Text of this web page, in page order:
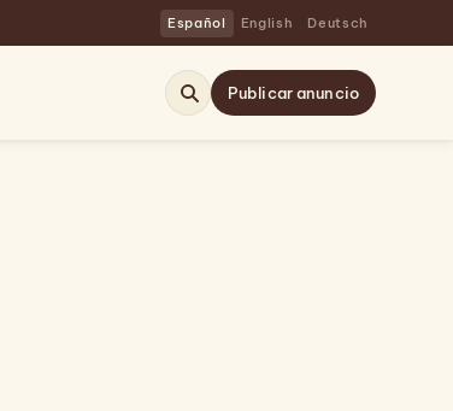
Español English Deutsch
Publicar anuncio